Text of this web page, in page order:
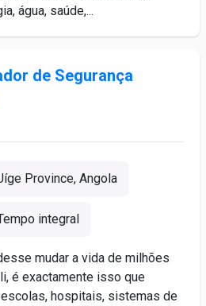
água, saúde,...
de Segurança
Province, Angola
integral
mudar a vida de milhões
é exactamente isso que
hospitais, sistemas de